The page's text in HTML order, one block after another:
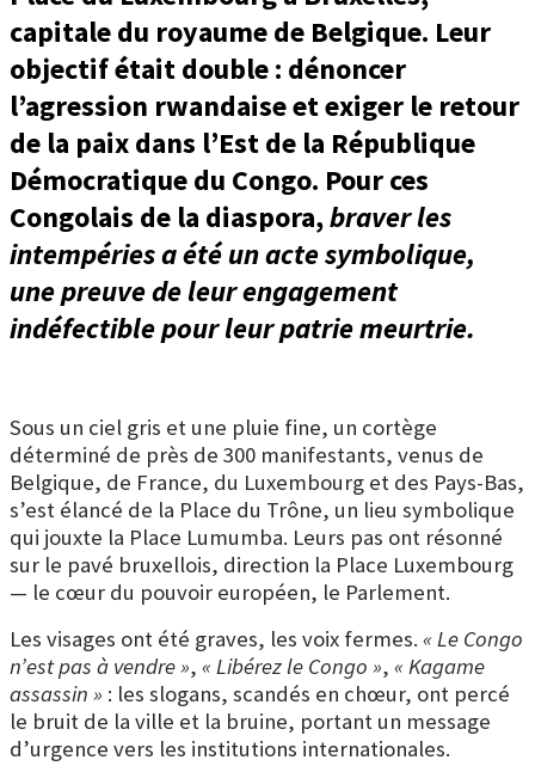
capitale du royaume de Belgique. Leur
objectif était double : dénoncer
l’agression rwandaise et exiger le retour
de la paix dans l’Est de la République
Démocratique du Congo. Pour ces
Congolais de la diaspora,braver les
intempéries a été un acte symbolique,
une preuve de leur engagement
indéfectible pour leur patrie meurtrie.
Sous un ciel gris et une pluie fine, un cortège
déterminé de près de 300 manifestants, venus de
Belgique, de France, du Luxembourg et des Pays-Bas,
s’est élancé de la Place du Trône, un lieu symbolique
qui jouxte la Place Lumumba. Leurs pas ont résonné
sur le pavé bruxellois, direction la Place Luxembourg
— le cœur du pouvoir européen, le Parlement.
Les visages ont été graves, les voix fermes. « Le Congo
n’est pas à vendre », « Libérez le Congo », « Kagame
assassin » : les slogans, scandés en chœur, ont percé
le bruit de la ville et la bruine, portant un message
d’urgence vers les institutions internationales.